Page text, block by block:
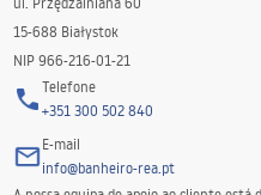
15-688 Białystok
NIP 966-216-01-21
Telefone
+351 300 502 840
E-mail
info@banheiro-rea.pt